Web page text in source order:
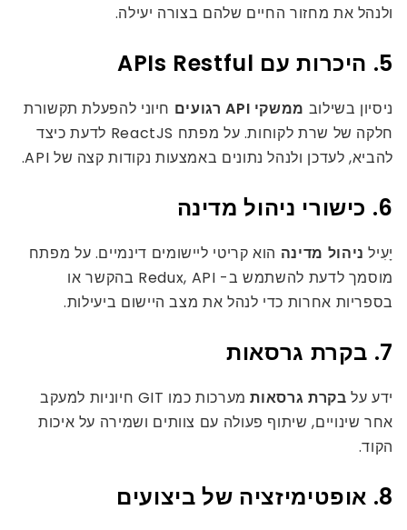
ולנהל את מחזור החיים שלהם בצורה יעילה.
5. היכרות עם APIs Restful
ניסיון בשילוב ממשקי API רגועים
חיוני להפעלת תקשורת
חלקה של שרת לקוחות. על מפתח ReactJS לדעת כיצד
להביא, לעדכן ולנהל נתונים באמצעות נקודות קצה של API.
6. כישורי ניהול מדינה
יָעִיל ניהול מדינה הוא קריטי ליישומים דינמיים. על מפתח
מוסמך לדעת להשתמש ב- Redux, API בהקשר או
בספריות אחרות כדי לנהל את מצב היישום ביעילות.
7. בקרת גרסאות
ידע עלבקרת גרסאות
מערכות כמו GIT חיוניות למעקב
אחר שינויים, שיתוף פעולה עם צוותים ושמירה על איכות
הקוד.
8. אופטימיזציה של ביצועים